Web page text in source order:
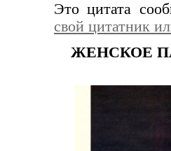
Это цитата
свой цитатник
ЖЕНСКОЕ